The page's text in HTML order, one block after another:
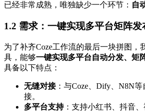
已经非常成熟，唯独缺少一个环节： 自
1.2 需求 ：一键实现多平台矩阵发
为了补齐Coze工作流的最后一块拼图，
具，能够一键实现多平台自动分发、矩
具备以下特点：
无缝对接：与Coze、Dify、N8N
接。
多平台支持：支持小红书、抖音